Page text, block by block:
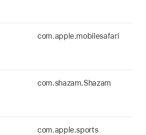
com.apple.mobilesafari
com.shazam.Shazam
com.apple.sports